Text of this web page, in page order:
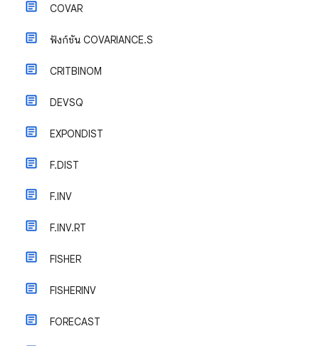
COVAR
ฟังก์ชัน COVARIANCE.S
CRITBINOM
DEVSQ
EXPONDIST
F.DIST
F.INV
F.INV.RT
FISHER
FISHERINV
FORECAST